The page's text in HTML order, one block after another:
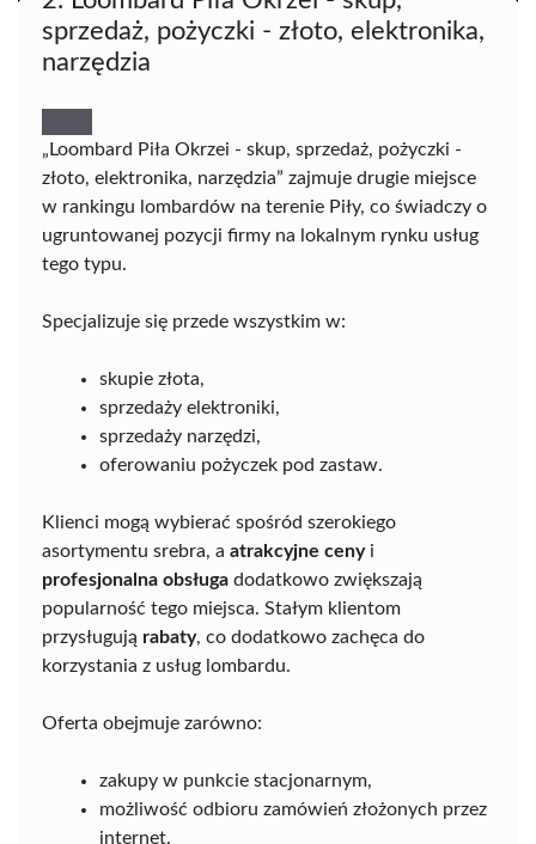
sprzedaż, pożyczki - złoto, elektronika,
narzędzia
„Loombard Piła Okrzei - skup, sprzedaż, pożyczki -
złoto, elektronika, narzędzia” zajmuje drugie miejsce
w rankingu lombardów na terenie Piły, co świadczy o
ugruntowanej pozycji firmy na lokalnym rynku usług
tego typu.
Specjalizuje się przede wszystkim w:
skupie złota,
sprzedaży elektroniki,
sprzedaży narzędzi,
oferowaniu pożyczek pod zastaw.
Klienci mogą wybierać spośród szerokiego
asortymentu srebra, a atrakcyjne cenyi
profesjonalna obsługa dodatkowo zwiększają
popularność tego miejsca. Stałym klientom
przysługują rabaty, co dodatkowo zachęca do
korzystania z usług lombardu.
Oferta obejmuje zarówno:
zakupy w punkcie stacjonarnym,
możliwość odbioru zamówień złożonych przez
internet.